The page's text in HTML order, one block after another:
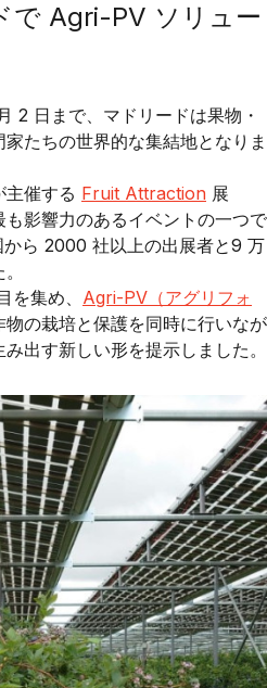
で Agri-PV ソリュー
2 日まで、マドリードは果物・
たちの世界的な集結地となりま
主催する Fruit Attraction 展
影響力のあるイベントの一つで
から 2000 社以上の出展者と9 万
を集め、 Agri-PV（アグリフォ
物の栽培と保護を同時に行いなが
出す新しい形を提示しました。